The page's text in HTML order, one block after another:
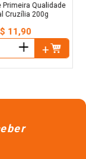
Primeira Qualidade
Cruzília 200g
11,90
＋